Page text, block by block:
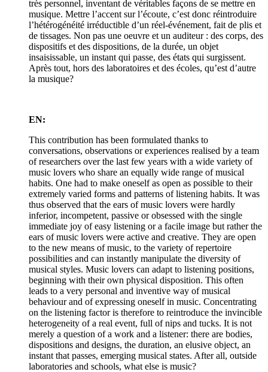
très personnel, inventant de véritables façons de se mettre en
musique. Mettre l’accent sur l’écoute, c’est donc réintroduire
l’hétérogénéité irréductible d’un réel-événement, fait de plis et
de tissages. Non pas une oeuvre et un auditeur : des corps, des
dispositifs et des dispositions, de la durée, un objet
insaisissable, un instant qui passe, des états qui surgissent.
Après tout, hors des laboratoires et des écoles, qu’est d’autre
la musique?
EN:
This contribution has been formulated thanks to
conversations, observations or experiences realised by a team
of researchers over the last few years with a wide variety of
music lovers who share an equally wide range of musical
habits. One had to make oneself as open as possible to their
extremely varied forms and patterns of listening habits. It was
thus observed that the ears of music lovers were hardly
inferior, incompetent, passive or obsessed with the single
immediate joy of easy listening or a facile image but rather the
ears of music lovers were active and creative. They are open
to the new means of music, to the variety of repertoire
possibilities and can instantly manipulate the diversity of
musical styles. Music lovers can adapt to listening positions,
beginning with their own physical disposition. This often
leads to a very personal and inventive way of musical
behaviour and of expressing oneself in music. Concentrating
on the listening factor is therefore to reintroduce the invincible
heterogeneity of a real event, full of nips and tucks. It is not
merely a question of a work and a listener: there are bodies,
dispositions and designs, the duration, an elusive object, an
instant that passes, emerging musical states. After all, outside
laboratories and schools, what else is music?